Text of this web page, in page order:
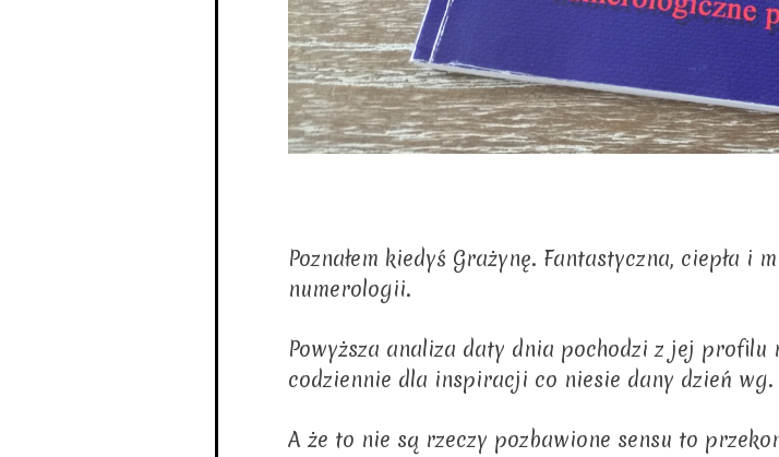
Poznałem kiedyś Grażynę. Fantastyczna, ciepła i
numerologii.
Powyższa analiza daty dnia pochodzi z jej profilu
codziennie dla inspiracji co niesie dany dzień
A że to nie są rzeczy pozbawione sensu to